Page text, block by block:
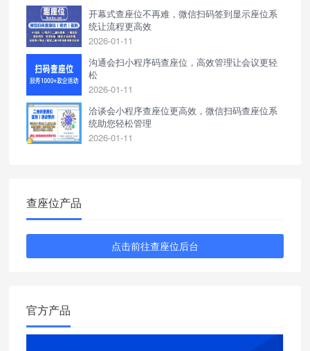
开幕式查座位不再难，微信扫码签到显示座位系
统让流程更高效
2026-01-11
沟通会扫小程序码查座位，高效管理让会议更轻
松
2026-01-11
洽谈会小程序查座位更高效，微信扫码查座位系
统助您轻松管理
2026-01-11
查座位产品
点击前往查座位后台
官方产品